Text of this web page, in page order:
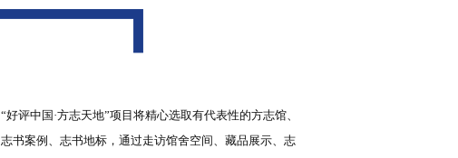
“好评中国·方志天地”项目将精心选取有代表性的方志馆、
志书案例、志书地标，通过走访馆舍空间、藏品展示、志